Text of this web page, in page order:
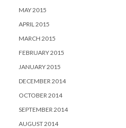
MAY 2015
APRIL 2015
MARCH 2015
FEBRUARY 2015
JANUARY 2015
DECEMBER 2014
OCTOBER 2014
SEPTEMBER 2014
AUGUST 2014